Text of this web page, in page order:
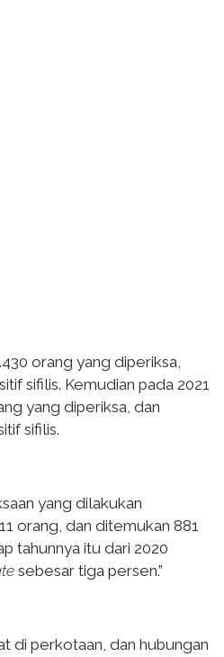
orang yang diperiksa,
sifilis. Kemudian pada 2021
yang diperiksa, dan
sifilis.
yang dilakukan
orang, dan ditemukan 881
tahunnya itu dari 2020
sebesar tiga persen.”
di perkotaan, dan hubungan